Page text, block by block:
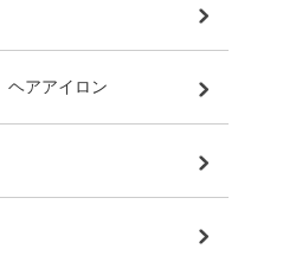
ヘアアイロン